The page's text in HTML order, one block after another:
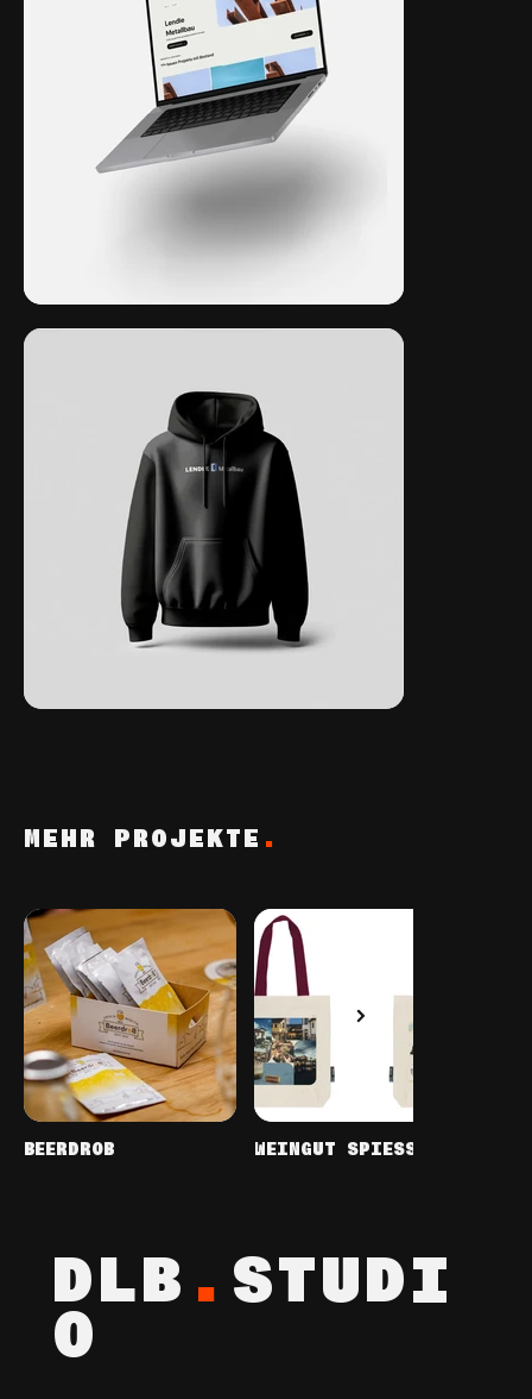
MEHR PROJEKTE .
BEERDROB WEINGUT SPIESS
DLB . STUDI
O